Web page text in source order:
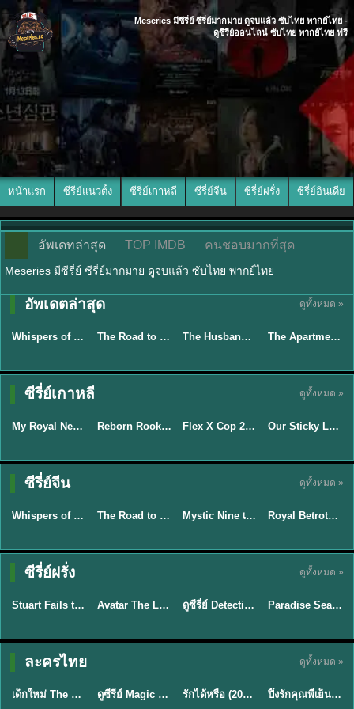
Meseries มีซีรี่ย์ ซีรี่ย์มากมาย ดูจบแล้ว ซับไทย พากย์ไทย -
ดูซีรีย์ออนไลน์ ซับไทย พากย์ไทย ฟรี
หน้าแรก ซีรีย์แนวตั้ง ซีรี่ย์เกาหลี ซีรี่ย์จีน ซีรี่ย์ฝรั่ง ซีรี่ย์อินเดีย
อัพเดทล่าสุด TOP IMDB คนชอบมากที่สุด
Meseries มีซีรี่ย์ ซีรี่ย์มากมาย ดูจบแล้ว ซับไทย พากย์ไทย
อัพเดตล่าสุด ดูทั้งหมด »
★8.5
ซับไทย
Whispers of Southern Song ศึกชิงหยกพิศวง (2026) ซับไทย EP.1-24 (จบ) The Road to Splendor พราวพร่างบุปผาตระการ (2026) พากย์ไทย ซับไทย EP.1-36 ★8 The Husband (2026) คืนล่าก่อนหย่า พากย์ไทย EP1-12 (จบ) ★5.3
พากย์ไทย
The Apartment Job (2026) ท่านประธานกำมะลอ พากย์ไทย ซับไทย EP1-12
ซีรี่ย์เกาหลี ดูทั้งหมด »
★ 8.9
ซับไทย
My Royal Nemesis ศัตรูหัวใจ นางร้ายวังหลวง (2026) พากย์ไทย ซับไทย EP.1-14 ★8.1 Reborn Rookie มือใหม่หัดแค้น (2026) พากย์ไทย ซับไทย EP.1-12 ★8 Flex X Cop 2 คุณชายสายสืบ ซีซั่น 2 (2026) พากย์ไทย ซับไทย EP.1-14 ★6
ซับไทย
Our Sticky Love รักติดหนึบ (2026) พากย์ไทย ซับไทย EP.1-12
ซีรี่ย์จีน ดูทั้งหมด »
★8.5
ซับไทย
Whispers of Southern Song ศึกชิงหยกพิศวง (2026) ซับไทย EP.1-24 (จบ) The Road to Splendor พราวพร่างบุปผาตระการ (2026) พากย์ไทย ซับไทย EP.1-36 ★9 Mystic Nine เก้าสกุล (2026) พากย์ไทย ซับไทย EP.1-30 ★9
ซับไทย
Royal Betrothal (2026) สัญญาวิวาห์แห่งราชวงศ์ พากย์ไทย ซับไทย EP1-32
ซีรี่ย์ฝรั่ง ดูทั้งหมด »
★9.3
พากย์ไทย
Stuart Fails to Save the Universe สจ๊วตล่มแผนกู้จักรวาล (2026) พากย์ไทย ซับไทย EP.1-10 ★7.8 EP.7Avatar The Last Airbender 2 เณรน้อยเจ้าอภินิหาร พากย์ไทย EP.9ดูซีรี่ย์ Detective Hole (2026) พากย์ไทย HD ฟรี อัปเดตล่าสุด Netflix EP.8
พากย์ไทย
Paradise Season 2 (2026) พากย์ไทย EP1-8 ดูซีรี่ย์ฝรั่ง HD ครบทุกตอน
ละครไทย ดูทั้งหมด »
★ 8 EP.6
พากย์ไทย
เด็กใหม่ The Reset 2026 EP1-6 พากย์ไทย ดูซีรี่ย์ Netflix ล่าสุด HD ดูซีรีย์ Magic Move (2026) ทำนายทายรัก Thai EP.1-10 HD รักได้หรือ (2026) YOUNG Let's Begin Again พากย์ไทย EP.1-19 ★8
พากย์ไทย
ปิ๊งรักคุณพี่เย็นชา (2026) Frozen Valentine EP.1-10 (จบ)